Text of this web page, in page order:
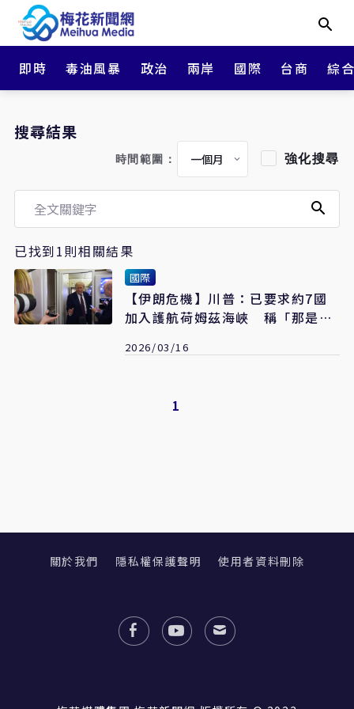
即時 毒油風暴 政治 兩岸 國際 台商 綜
搜尋結果
時間範圍： 強化搜尋
已找到1則相關結果
國際
【伊朗危機】川普：已要求約7國
加入護航荷姆茲海峽 稱「那是他
2026/03/16
1
關於我們 隱私權保護聲明 使用者資料刪除